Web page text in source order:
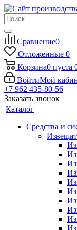
Сравнение0
Отложенные 0
Корзина0 пуста
ВойтиМой
+7 962 435-80-56
Заказать звонок
Каталог
Средства и